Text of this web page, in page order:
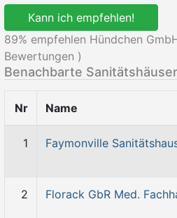
Kann ich empfehlen!
89% empfehlen Hündchen
Bewertungen )
Benachbarte
Nr Name
1 Faymonville
2 Florack GbR Med.